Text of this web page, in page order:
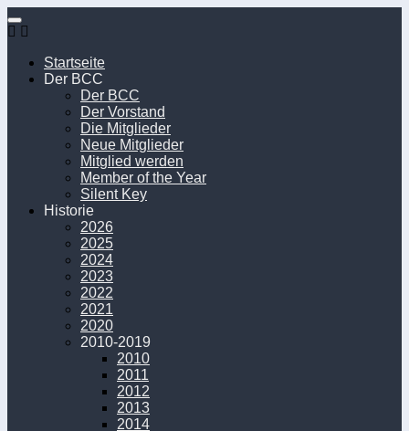
Unter
dem
Startseite
Der BCC
Der BCC
Der Vorstand
Die Mitglieder
Neue Mitglieder
Mitglied werden
Member of the Year
Silent Key
Historie
2026
2025
2024
2023
2022
2021
2020
2010-2019
2010
2011
2012
2013
2014